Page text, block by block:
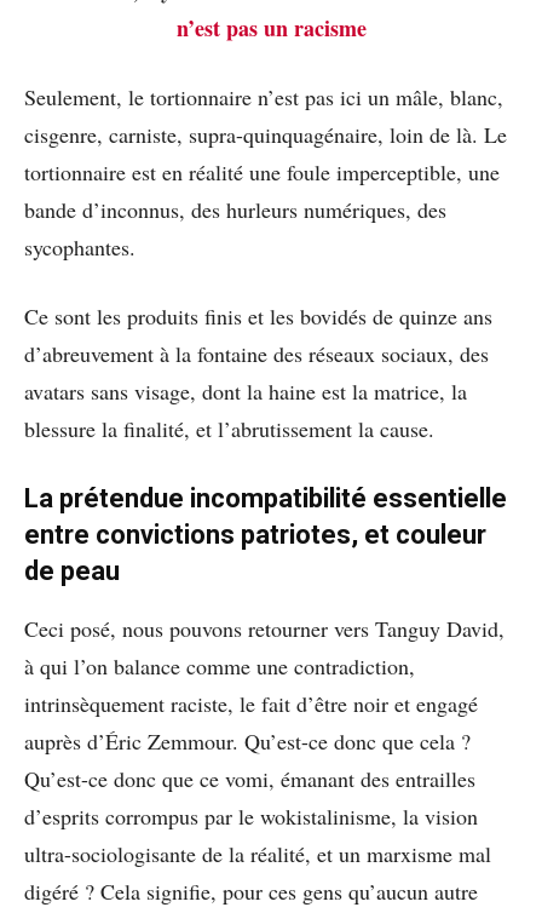
n’est pas un racisme
Seulement, le tortionnaire n’est pas ici un mâle, blanc,
cisgenre, carniste, supra-quinquagénaire, loin de là. Le
tortionnaire est en réalité une foule imperceptible, une
bande d’inconnus, des hurleurs numériques, des
sycophantes.
Ce sont les produits finis et les bovidés de quinze ans
d’abreuvement à la fontaine des réseaux sociaux, des
avatars sans visage, dont la haine est la matrice, la
blessure la finalité, et l’abrutissement la cause.
La prétendue incompatibilité essentielle
entre convictions patriotes, et couleur
de peau
Ceci posé, nous pouvons retourner vers Tanguy David,
à qui l’on balance comme une contradiction,
intrinsèquement raciste, le fait d’être noir et engagé
auprès d’Éric Zemmour. Qu’est-ce donc que cela ?
Qu’est-ce donc que ce vomi, émanant des entrailles
d’esprits corrompus par le wokistalinisme, la vision
ultra-sociologisante de la réalité, et un marxisme mal
digéré ? Cela signifie, pour ces gens qu’aucun autre